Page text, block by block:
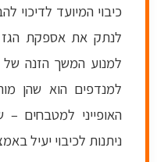
כיבוי המיועד לדיכוי
לנתק את אספקת הגז
למנוע המשך הזנה של
למנדפים הוא שהן
האופייני למטבחים –
ניתנות לכיבוי יעיל